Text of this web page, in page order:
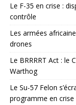
Le F-35 en crise :
contrôle
Les armées
drones
Le BRRRRT Act : le
Warthog
Le Su-57 Felon
programme en crise